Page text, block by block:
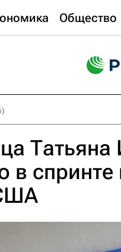
Общество
Татьяна
в спринте